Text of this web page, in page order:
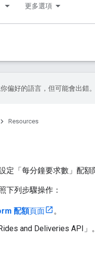
更多選項
偏好的語言，但可能會出錯
Resources
定「每分鐘要求數」配額
下列步驟操作：
配額頁面
。
and Deliveries API」